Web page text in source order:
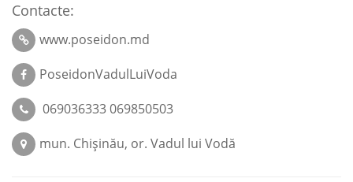
Contacte:
www.poseidon.md
PoseidonVadulLuiVoda
069036333 069850503
mun. Chişinău, or. Vadul lui Vodă